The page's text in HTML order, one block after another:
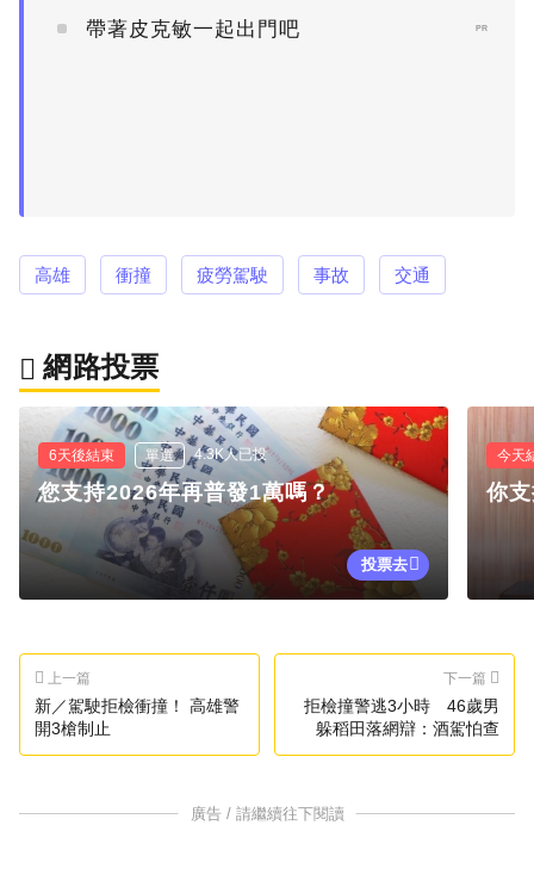
帶著皮克敏一起出門吧 PR
高雄 衝撞 疲勞駕駛 事故 交通
網路投票
6天後結束 單選 4.3K人已投
您支持2026年再普發1萬嗎？
投票去
今天
你
上一篇
新／駕駛拒檢衝撞！ 高雄警
開3槍制止
下一篇
拒檢撞警逃3小時 46歲男
躲稻田落網辯：酒駕怕查
廣告 / 請繼續往下閱讀